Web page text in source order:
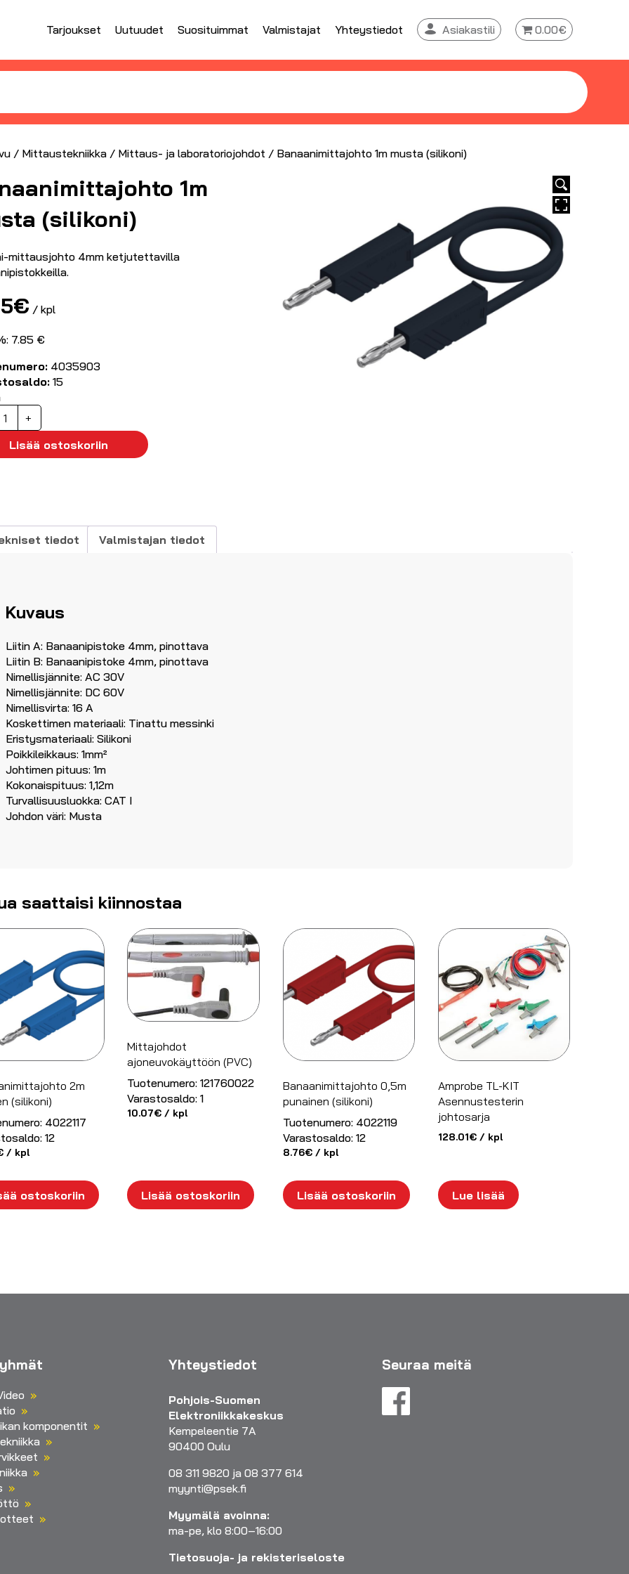
Tarjoukset Uutuudet Suosituimmat Valmistajat Yhteystiedot Asiakastili 0.00€
/ Mittaustekniikka / Mittaus- ja laboratoriojohdot / Banaanimittajohto 1m musta (silikoni)
1m
(silikoni)
mittausjohto 4mm ketjutettavilla
€ / kpl
7.85 €
4035903
15
+
Lisää ostoskoriin
tiedot Valmistajan tiedot
Kuvaus
Liitin A: Banaanipistoke 4mm, pinottava
Liitin B: Banaanipistoke 4mm, pinottava
Nimellisjännite: AC 30V
Nimellisjännite: DC 60V
Nimellisvirta: 16 A
Koskettimen materiaali: Tinattu messinki
Eristysmateriaali: Silikoni
Poikkileikkaus: 1mm²
Johtimen pituus: 1m
Kokonaispituus: 1,12m
Turvallisuusluokka: CAT I
Johdon väri: Musta
saattaisi kiinnostaa
2m
(silikoni)
4022117
12
/ kpl
ostoskoriin
Mittajohdot
ajoneuvokäyttöön (PVC)
Tuotenumero: 121760022
Varastosaldo: 1
10.07€ / kpl
Lisää ostoskoriin
Banaanimittajohto 0,5m
punainen (silikoni)
Tuotenumero: 4022119
Varastosaldo: 12
8.76€/ kpl
Lisää ostoskoriin
Amprobe TL-KIT
Asennustesterin
johtosarja
128.01€/ kpl
Lue lisää
komponentit
Yhteystiedot
Pohjois-Suomen
Elektroniikkakeskus
Kempeleentie 7A
90400 Oulu
08 311 9820 ja 08 377 614
myynti@psek.fi
Myymälä avoinna:
ma-pe, klo 8:00–16:00
Tietosuoja- ja rekisteriseloste
Seuraa meitä